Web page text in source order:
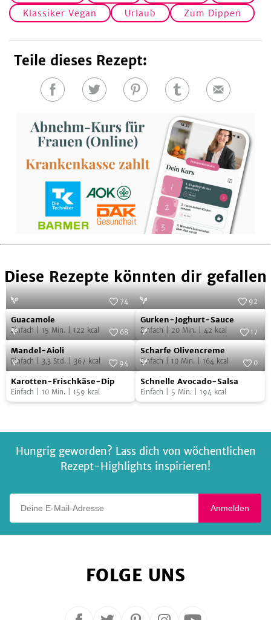
Klassiker Vegan
Urlaub Zum Dippen
Teile dieses Rezept:
Auf
teilen
Auf
teilen
Auf
teilen
Auf
teilen
E-
Diese Rezepte könnten dir gefallen
Guacamole Ananda C. Artinger
74
Guacamole
Einfach 15 Min. 122 kcal
Gurken-
Joghurt-
Sauce
92
Gurken-Joghurt-Sauce
Einfach 20 Min. 42 kcal
Mandel-
Aioli
SevenCooks
68
Mandel-Aioli
Einfach 3,3 Std. 367 kcal
Scharfe
Olivencreme
17
Scharfe Olivencreme
Einfach 10 Min. 164 kcal
Karotten-
Frischkäse-
Dip
Foto: SevenCooks
94
Karotten-Frischkäse-Dip
Einfach 10 Min. 159 kcal
Schnelle
Avocado-
Salsa
SevenCooks
0
Schnelle Avocado-Salsa
Einfach 5 Min. 194 kcal
Hungrig geworden? Lass dich von wöchentlichen
Rezept-Highlights inspirieren!
Anmelden
FOLGE UNS